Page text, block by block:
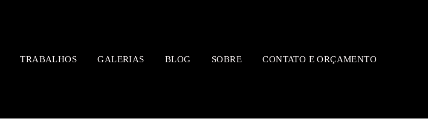
TRABALHOS GALERIAS BLOG SOBRE CONTATO E ORÇAMENTO